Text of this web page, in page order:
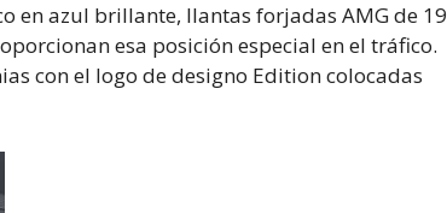
en azul brillante, llantas forjadas AMG de 19
esa posición especial en el tráfico.
con el logo de designo Edition colocadas